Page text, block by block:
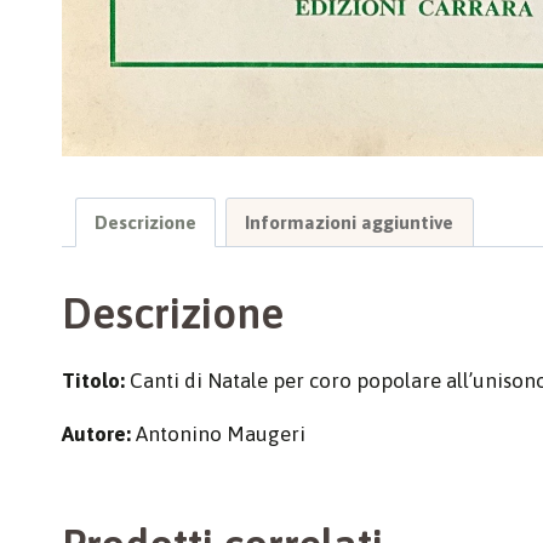
Descrizione Informazioni aggiuntive
Descrizione
Titolo: Canti di Natale per coro popolare
Autore: Antonino Maugeri